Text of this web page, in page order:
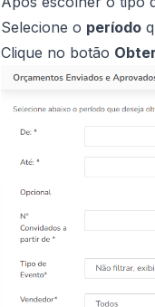
Selecione o período
Clique no botão